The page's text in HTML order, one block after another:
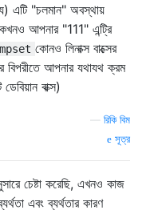
এটি "চলমান" অবস্থায়
আপনার "111" এন্ট্রি
কোনও লিনাক্স বাক্সের
আপনার যথাযথ ক্রম
বাক্স)
রিকি বিম
সূত্র
চেষ্টা করেছি, এখনও কাজ
এবং ব্যর্থতার কারণ